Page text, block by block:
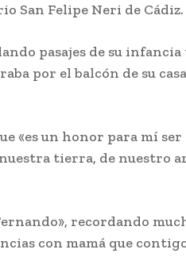
San Felipe Neri de Cádiz.
pasajes de su
por el balcón de su
«es un honor para mí ser
tierra, de nuestro
recordando
con mamá que